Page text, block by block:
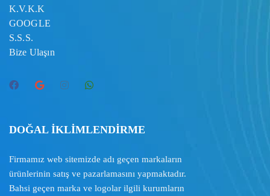
K.V.K.K
GOOGLE
S.S.S.
Bize Ulaşın
DOĞAL İKLİMLENDİRME
Firmamız web sitemizde adı geçen markaların
ürünlerinin satış ve pazarlamasını yapmaktadır.
Bahsi geçen marka ve logolar ilgili kurumların